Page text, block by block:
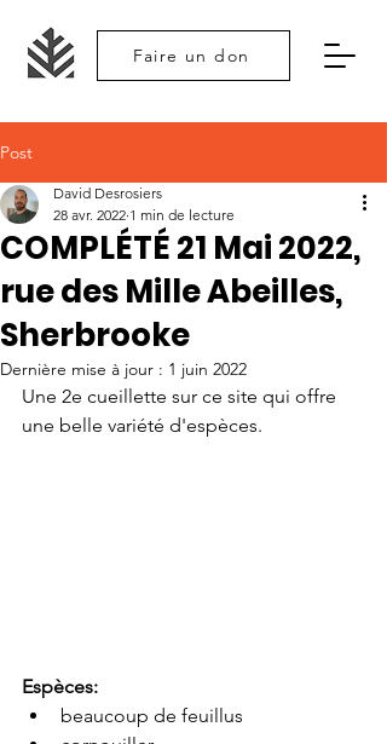
Faire un don
Post
COMPLÉTÉ 21 Mai 2022,
rue des Mille Abeilles,
Sherbrooke
David Desrosiers
28 avr. 2022 1 min de lecture
Dernière mise à jour : 1 juin 2022
Une 2e cueillette sur ce site qui offre
une belle variété d'espèces.
Espèces:
beaucoup de feuillus